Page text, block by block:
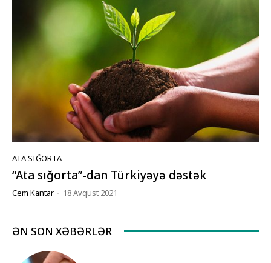
ATA SIĞORTA
“Ata sığorta”-dan Türkiyəyə dəstək
Cem Kantar - 18 Avqust 2021
ƏN SON XƏBƏRLƏR